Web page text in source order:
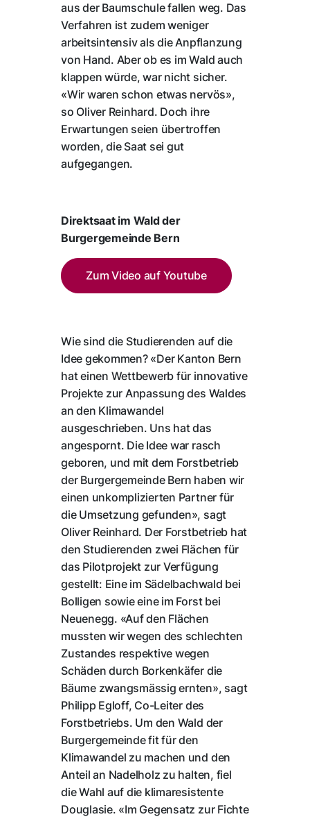
aus der Baumschule fallen weg. Das
Verfahren ist zudem weniger
arbeitsintensiv als die Anpflanzung
von Hand. Aber ob es im Wald auch
klappen würde, war nicht sicher.
«Wir waren schon etwas nervös»,
so Oliver Reinhard. Doch ihre
Erwartungen seien übertroffen
worden, die Saat sei gut
aufgegangen.
Direktsaat im Wald der
Burgergemeinde Bern
Zum Video auf Youtube
Wie sind die Studierenden auf die
Idee gekommen? «Der Kanton Bern
hat einen Wettbewerb für innovative
Projekte zur Anpassung des Waldes
an den Klimawandel
ausgeschrieben. Uns hat das
angespornt. Die Idee war rasch
geboren, und mit dem Forstbetrieb
der Burgergemeinde Bern haben wir
einen unkomplizierten Partner für
die Umsetzung gefunden», sagt
Oliver Reinhard. Der Forstbetrieb hat
den Studierenden zwei Flächen für
das Pilotprojekt zur Verfügung
gestellt: Eine im Sädelbachwald bei
Bolligen sowie eine im Forst bei
Neuenegg. «Auf den Flächen
mussten wir wegen des schlechten
Zustandes respektive wegen
Schäden durch Borkenkäfer die
Bäume zwangsmässig ernten», sagt
Philipp Egloff, Co-Leiter des
Forstbetriebs. Um den Wald der
Burgergemeinde fit für den
Klimawandel zu machen und den
Anteil an Nadelholz zu halten, fiel
die Wahl auf die klimaresistente
Douglasie. «Im Gegensatz zur Fichte